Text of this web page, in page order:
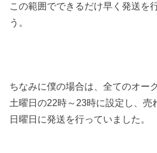
この範囲でできるだけ早く発送を
う。
ちなみに僕の場合は、全てのオー
土曜日の22時～23時に設定し、売
日曜日に発送を行っていました。